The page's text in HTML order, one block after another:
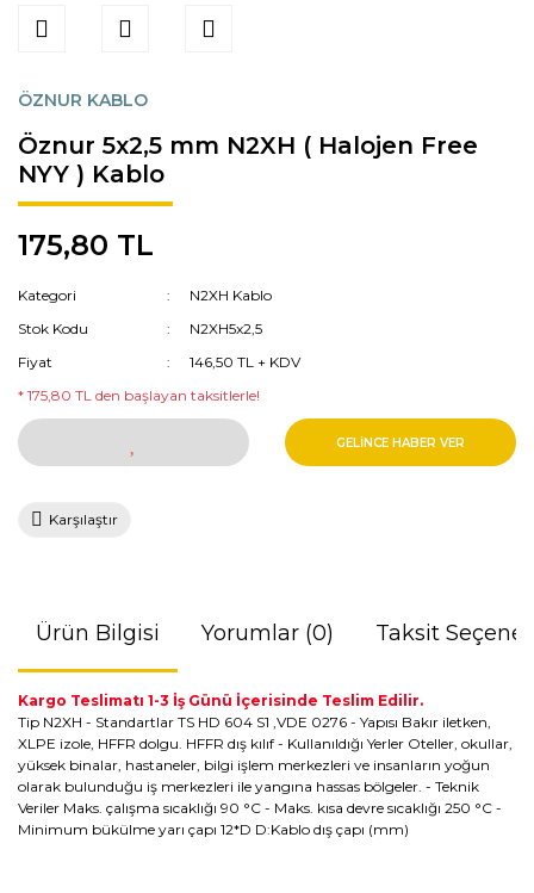
ÖZNUR KABLO
Öznur 5x2,5 mm N2XH ( Halojen Free
NYY ) Kablo
175,80 TL
Kategori
N2XH Kablo
Stok Kodu
N2XH5x2,5
Fiyat
146,50 TL + KDV
* 175,80 TL den başlayan taksitlerle!
GELİNCE HABER VER
Karşılaştır
Ürün Bilgisi Yorumlar (0) Taksit
Kargo Teslimatı 1-3 İş Günü İçerisinde Teslim Edilir.
Tip N2XH - Standartlar TS HD 604 S1 ,VDE 0276 - Yapısı Bakır iletken,
XLPE izole, HFFR dolgu. HFFR dış kılıf - Kullanıldığı Yerler Oteller, okullar,
yüksek binalar, hastaneler, bilgi işlem merkezleri ve insanların yoğun
olarak bulunduğu iş merkezleri ile yangına hassas bölgeler. - Teknik
Veriler Maks. çalışma sıcaklığı 90 °C - Maks. kısa devre sıcaklığı 250 °C -
Minimum bükülme yarı çapı 12*D D:Kablo dış çapı (mm)